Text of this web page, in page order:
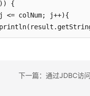
{
<= colNum; j++){
"---- Done executing